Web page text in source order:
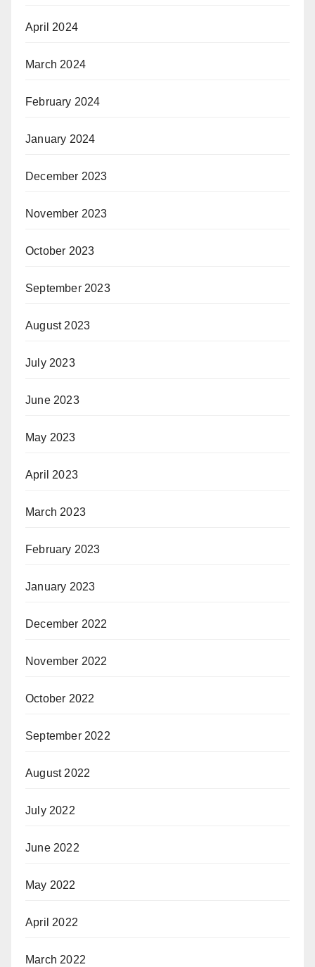
April 2024
March 2024
February 2024
January 2024
December 2023
November 2023
October 2023
September 2023
August 2023
July 2023
June 2023
May 2023
April 2023
March 2023
February 2023
January 2023
December 2022
November 2022
October 2022
September 2022
August 2022
July 2022
June 2022
May 2022
April 2022
March 2022